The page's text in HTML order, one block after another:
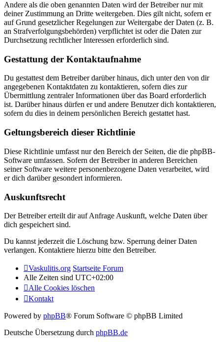
Andere als die oben genannten Daten wird der Betreiber nur mit
deiner Zustimmung an Dritte weitergeben. Dies gilt nicht, sofern er
auf Grund gesetzlicher Regelungen zur Weitergabe der Daten (z. B.
an Strafverfolgungsbehörden) verpflichtet ist oder die Daten zur
Durchsetzung rechtlicher Interessen erforderlich sind.
Gestattung der Kontaktaufnahme
Du gestattest dem Betreiber darüber hinaus, dich unter den von dir
angegebenen Kontaktdaten zu kontaktieren, sofern dies zur
Übermittlung zentraler Informationen über das Board erforderlich
ist. Darüber hinaus dürfen er und andere Benutzer dich kontaktieren,
sofern du dies in deinem persönlichen Bereich gestattet hast.
Geltungsbereich dieser Richtlinie
Diese Richtlinie umfasst nur den Bereich der Seiten, die die phpBB-
Software umfassen. Sofern der Betreiber in anderen Bereichen
seiner Software weitere personenbezogene Daten verarbeitet, wird
er dich darüber gesondert informieren.
Auskunftsrecht
Der Betreiber erteilt dir auf Anfrage Auskunft, welche Daten über
dich gespeichert sind.
Du kannst jederzeit die Löschung bzw. Sperrung deiner Daten
verlangen. Kontaktiere hierzu bitte den Betreiber.
Vaskulitis.org Startseite Forum
Alle Zeiten sind UTC+02:00
Alle Cookies löschen
Kontakt
Powered by phpBB® Forum Software © phpBB Limited
Deutsche Übersetzung durch phpBB.de